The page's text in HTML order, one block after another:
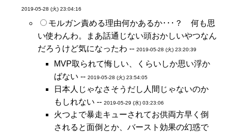
2019-05-28 (火) 23:04:16
モルガン責める理由何かあるか･･･？ 何も思
い使わんわ。まあ話通じない頭おかしいやつなん
だろうけど気になったわ -- 2019-05-28 (火) 23:20:39
MVP取られて悔しい、くらいしか思い浮か
ばない -- 2019-05-28 (火) 23:54:05
日本人じゃなさそうだし人間じゃないのか
もしれない -- 2019-05-29 (水) 03:23:06
火つよで暴走キューされてお供両方早く倒
されると面倒とか、バースト効果の幻惑で